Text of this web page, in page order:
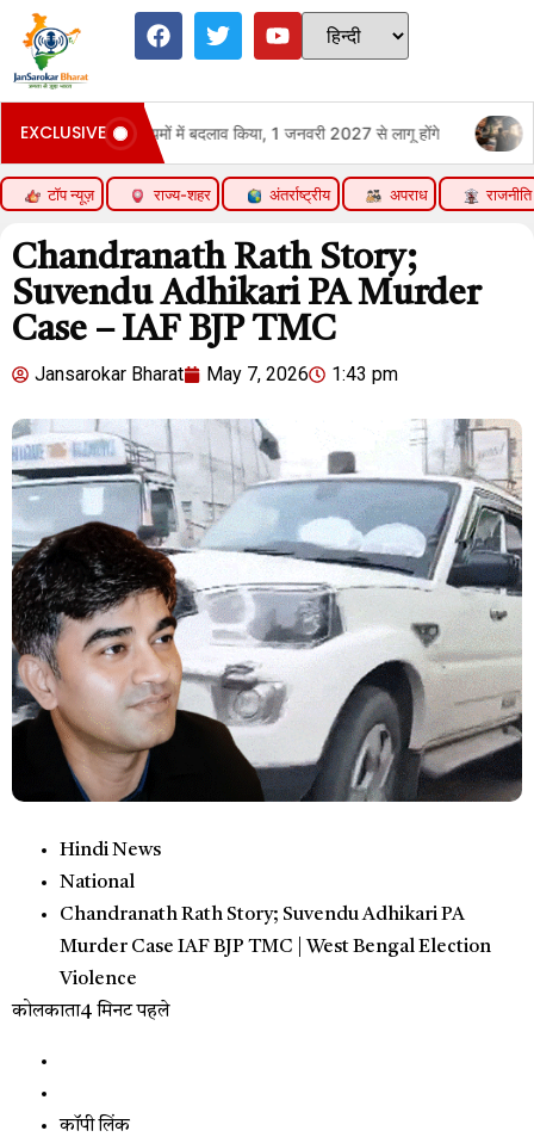
EXCLUSIVE
किया, 1 जनवरी 2027 से लागू होंगे ट्रम्प की सख्ती से भारतीय
टॉप न्यूज़ राज्य-शहर अंतर्राष्ट्रीय अपराध राजनीति
Chandranath Rath Story;
Suvendu Adhikari PA Murder
Case – IAF BJP TMC
Jansarokar Bharat May 7, 2026 1:43 pm
Hindi News
National
Chandranath Rath Story; Suvendu Adhikari PA
Murder Case IAF BJP TMC | West Bengal Election
Violence
कोलकाता4 मिनट पहले
कॉपी लिंक